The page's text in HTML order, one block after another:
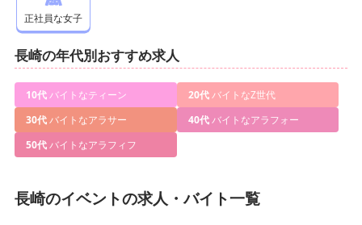
正社員な女子
長崎の年代別おすすめ求人
10代バイトなティーン 20代バイトなZ世代
30代バイトなアラサー 40代バイトなアラフォー
50代バイトなアラフィフ
長崎のイベントの求人・バイト一覧